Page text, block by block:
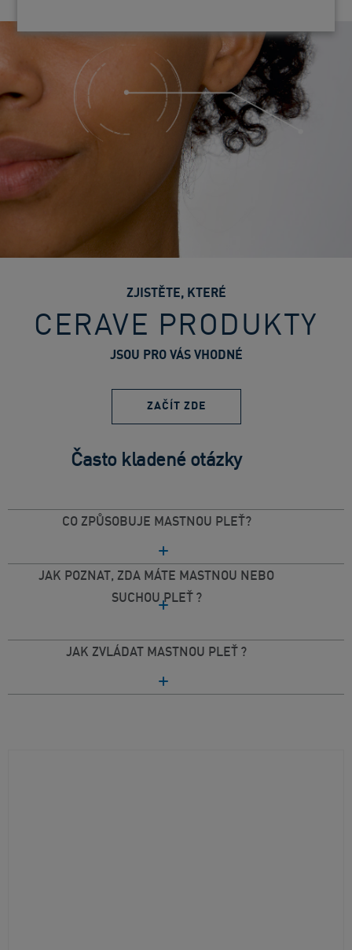
ZJISTĚTE, KTERÉ
CERAVE PRODUKTY
JSOU PRO VÁS VHODNÉ
ZAČÍT ZDE
Často kladené otázky
CO ZPŮSOBUJE MASTNOU PLEŤ?
JAK POZNAT, ZDA MÁTE MASTNOU NEBO
SUCHOU PLEŤ ?
JAK ZVLÁDAT MASTNOU PLEŤ ?